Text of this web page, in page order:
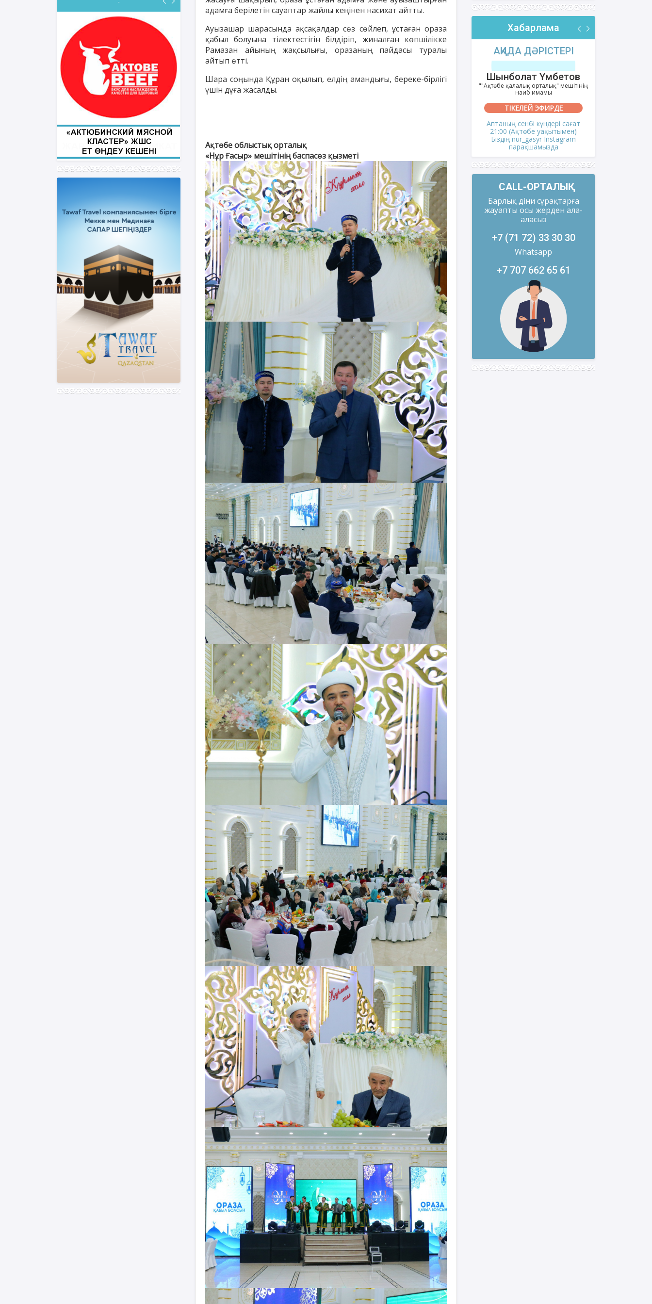
адамға берілетін сауаптар жайлы кеңінен насихат айтты.
Ауызашар шарасында ақсақалдар сөз сөйлеп, ұстаған ораза
қабыл болуына тілектестігін білдіріп, жиналған көпшілікке
Рамазан айының жақсылығы, оразаның пайдасы туралы
айтып өтті.
Шара соңында Құран оқылып, елдің амандығы, береке-бірлігі
үшін дұға жасалды.
Ақтөбе облыстық орталық
«Нұр Ғасыр» мешітінің баспасөз қызметі
Хабарлама
ФИҚҺ ДӘРІСТЕРІ
Нұрбол Смағұлов
""Нұр Ғасыр" облыстық мешітінің
наиб имамы
ТІКЕЛЕЙ ЭФИРДЕ
Аптаның сәрсенбі күндері сағат
21:00 (Ақтөбе уақытымен)
Біздің nur_gasyr Instagram
парақшамызда
АҚИДА ДӘРІСТЕРІ
Шынболат Үмбетов
""Ақтөбе қалалық орталық" мешітінің
наиб имамы
парақшамызда
ФИҚҺ ДӘРІСТЕРІ
Нұрбол Смағұлов
""Нұр Ғасыр" облыстық мешітінің
АҚИДА ДӘРІСТЕРІ
Шынболат Үмбетов
""Ақтөбе қалалық орталық" мешітінің
наиб имамы
ТІКЕЛЕЙ ЭФИРДЕ
Аптаның сенбі күндері сағат
21:00 (Ақтөбе уақытымен)
Біздің nur_gasyr Instagram
парақшамызда
CALL-ОРТАЛЫҚ
Барлық діни сұрақтарға
жауапты осы жерден ала-
аласыз
+7 (71 72) 33 30 30
Whatsapp
+7 707 662 65 61